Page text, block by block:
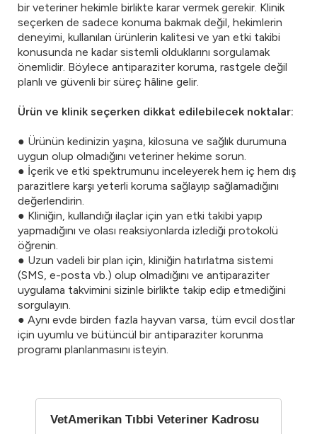
bir veteriner hekimle birlikte karar vermek gerekir. Klinik
seçerken de sadece konuma bakmak değil, hekimlerin
deneyimi, kullanılan ürünlerin kalitesi ve yan etki takibi
konusunda ne kadar sistemli olduklarını sorgulamak
önemlidir. Böylece antiparaziter koruma, rastgele değil
planlı ve güvenli bir süreç hâline gelir.
Ürün ve klinik seçerken dikkat edilebilecek noktalar:
● Ürünün kedinizin yaşına, kilosuna ve sağlık durumuna
uygun olup olmadığını veteriner hekime sorun.
● İçerik ve etki spektrumunu inceleyerek hem iç hem dış
parazitlere karşı yeterli koruma sağlayıp sağlamadığını
değerlendirin.
● Kliniğin, kullandığı ilaçlar için yan etki takibi yapıp
yapmadığını ve olası reaksiyonlarda izlediği protokolü
öğrenin.
● Uzun vadeli bir plan için, kliniğin hatırlatma sistemi
(SMS, e-posta vb.) olup olmadığını ve antiparaziter
uygulama takvimini sizinle birlikte takip edip etmediğini
sorgulayın.
● Aynı evde birden fazla hayvan varsa, tüm evcil dostlar
için uyumlu ve bütüncül bir antiparaziter korunma
programı planlanmasını isteyin.
VetAmerikan Tıbbi Veteriner Kadrosu